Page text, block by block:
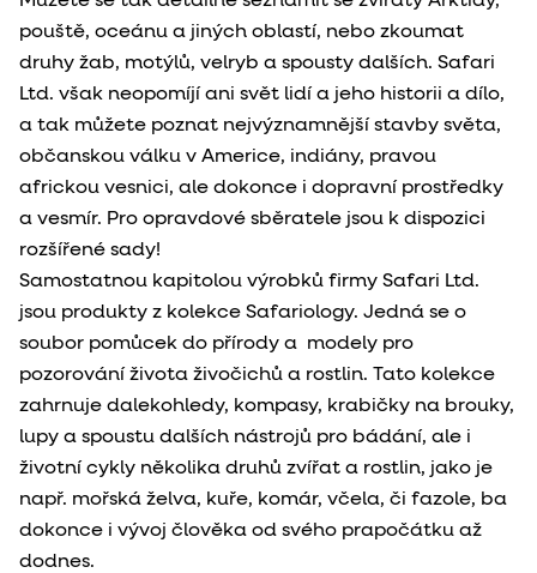
pouště, oceánu a jiných oblastí, nebo zkoumat
druhy žab, motýlů, velryb a spousty dalších. Safari
Ltd. však neopomíjí ani svět lidí a jeho historii a dílo,
a tak můžete poznat nejvýznamnější stavby světa,
občanskou válku v Americe, indiány, pravou
africkou vesnici, ale dokonce i dopravní prostředky
a vesmír. Pro opravdové sběratele jsou k dispozici
rozšířené sady!
Samostatnou kapitolou výrobků firmy Safari Ltd.
jsou produkty z kolekce Safariology. Jedná se o
soubor pomůcek do přírody a modely pro
pozorování života živočichů a rostlin. Tato kolekce
zahrnuje dalekohledy, kompasy, krabičky na brouky,
lupy a spoustu dalších nástrojů pro bádání, ale i
životní cykly několika druhů zvířat a rostlin, jako je
např. mořská želva, kuře, komár, včela, či fazole, ba
dokonce i vývoj člověka od svého prapočátku až
dodnes.